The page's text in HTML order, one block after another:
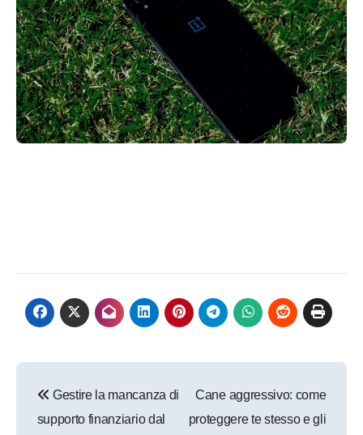
articoli
Gestire la mancanza di
supporto finanziario dal
Cane aggressivo: come
proteggere te stesso e gli